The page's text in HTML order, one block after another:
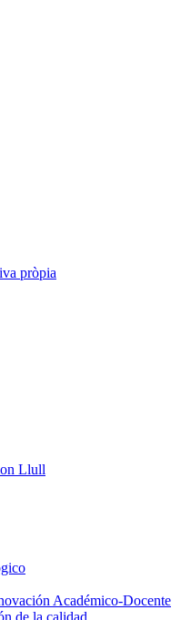
pròpia
Llull
Académico-Docente
de la calidad